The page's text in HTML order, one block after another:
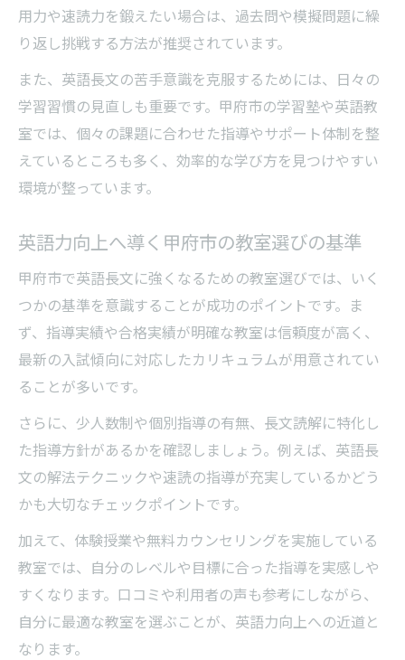
用力や速読力を鍛えたい場合は、過去問や模擬問題に繰
り返し挑戦する方法が推奨されています。
また、英語長文の苦手意識を克服するためには、日々の
学習習慣の見直しも重要です。甲府市の学習塾や英語教
室では、個々の課題に合わせた指導やサポート体制を整
えているところも多く、効率的な学び方を見つけやすい
環境が整っています。
英語力向上へ導く甲府市の教室選びの基準
甲府市で英語長文に強くなるための教室選びでは、いく
つかの基準を意識することが成功のポイントです。ま
ず、指導実績や合格実績が明確な教室は信頼度が高く、
最新の入試傾向に対応したカリキュラムが用意されてい
ることが多いです。
さらに、少人数制や個別指導の有無、長文読解に特化し
た指導方針があるかを確認しましょう。例えば、英語長
文の解法テクニックや速読の指導が充実しているかどう
かも大切なチェックポイントです。
加えて、体験授業や無料カウンセリングを実施している
教室では、自分のレベルや目標に合った指導を実感しや
すくなります。口コミや利用者の声も参考にしながら、
自分に最適な教室を選ぶことが、英語力向上への近道と
なります。